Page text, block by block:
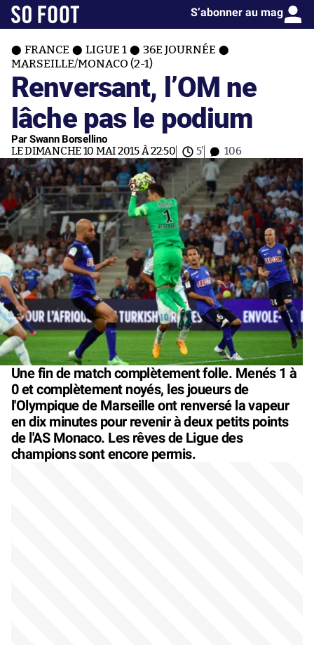
S’abonner au mag
FRANCE LIGUE 1
36E JOURNÉE
MARSEILLE/MONACO (2-1)
Renversant, l’OM ne
lâche pas le podium
Par Swann Borsellino
LE DIMANCHE 10 MAI 2015 À 22:50 5' 106
Une fin de match complètement folle. Menés 1 à
0 et complètement noyés, les joueurs de
l'Olympique de Marseille ont renversé la vapeur
en dix minutes pour revenir à deux petits points
de l'AS Monaco. Les rêves de Ligue des
champions sont encore permis.